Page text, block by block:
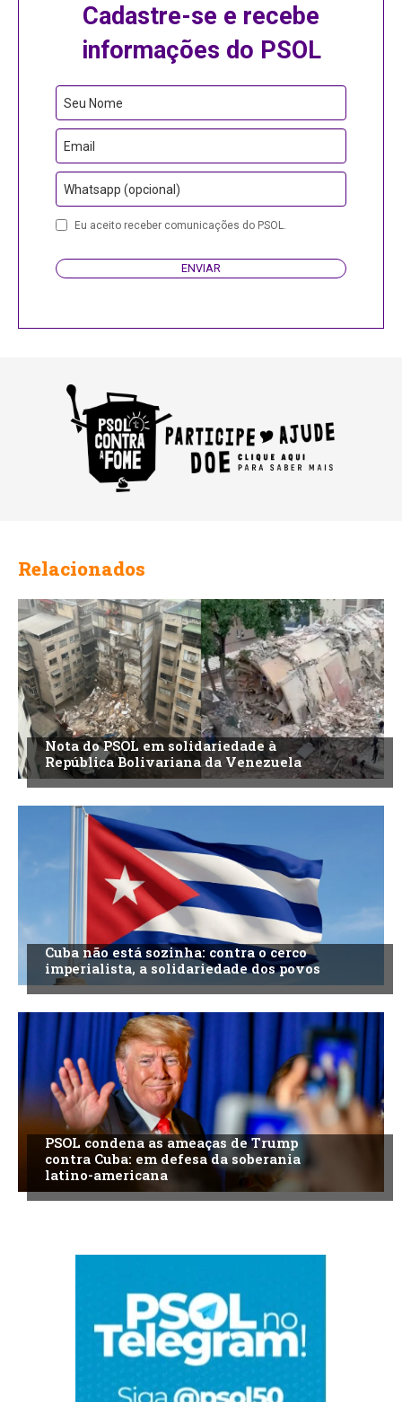
Cadastre-se e recebe
informações do PSOL
Seu Nome
Email
Whatsapp (opcional)
Eu aceito receber comunicações do PSOL.
ENVIAR
Relacionados
Nota do PSOL em solidariedade à
República Bolivariana da Venezuela
Cuba não está sozinha: contra o cerco
imperialista, a solidariedade dos povos
PSOL condena as ameaças de Trump
contra Cuba: em defesa da soberania
latino-americana